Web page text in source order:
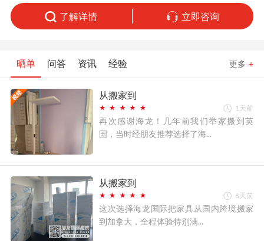
了解详情 立即咨询
晒单 问答 资讯 经验 更多 +
从搬家到
1天前
再次感谢海龙！几年前我们举家搬到英
国，当时经朋友推荐选择了海...
从搬家到
6天前
这次选择海龙国际把家具从国内跨境搬家
到加拿大，全程体验特别满...